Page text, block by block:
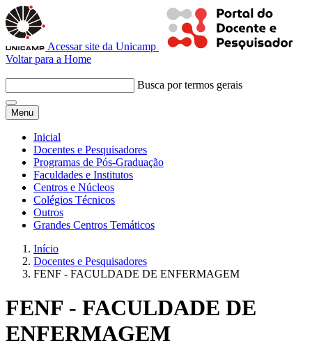
Acessar site da Unicamp
Voltar para a Home
Busca por termos gerais
Menu
Inicial
Docentes e Pesquisadores
Programas de Pós-Graduação
Faculdades e Institutos
Centros e Núcleos
Colégios Técnicos
Outros
Grandes Centros Temáticos
Início
Docentes e Pesquisadores
FENF - FACULDADE DE ENFERMAGEM
FENF - FACULDADE DE
ENFERMAGEM